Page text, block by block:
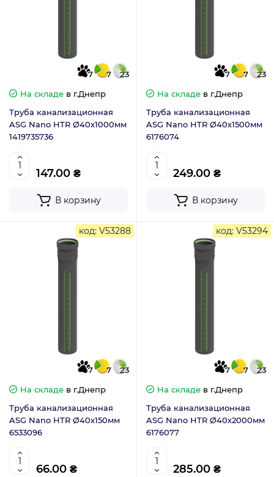
7 7
23
На складе в г.Днепр
Труба канализационная
ASG Nano HTR Ø40х1000мм
1419735736
147.00 ₴
В корзину
7 7
23
На складе в г.Днепр
Труба канализационная
ASG Nano HTR Ø40х1500мм
6176074
249.00 ₴
В корзину
код: V53288
7 7
23
На складе в г.Днепр
Труба канализационная
ASG Nano HTR Ø40х150мм
6533096
66.00 ₴
код: V53294
7 7
23
На складе в г.Днепр
Труба канализационная
ASG Nano HTR Ø40х2000мм
6176077
285.00 ₴